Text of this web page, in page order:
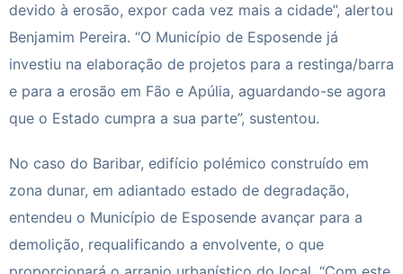
devido à erosão, expor cada vez mais a cidade”, alertou
Benjamim Pereira. “O Município de Esposende já
investiu na elaboração de projetos para a restinga/barra
e para a erosão em Fão e Apúlia, aguardando-se agora
que o Estado cumpra a sua parte”, sustentou.
No caso do Baribar, edifício polémico construído em
zona dunar, em adiantado estado de degradação,
entendeu o Município de Esposende avançar para a
demolição, requalificando a envolvente, o que